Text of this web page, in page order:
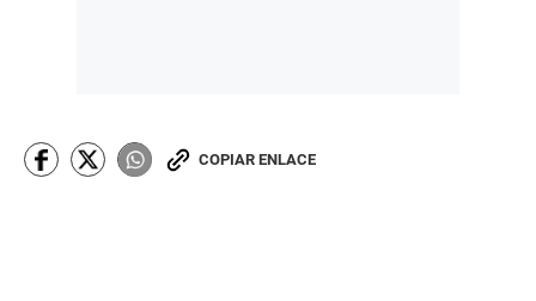
COPIAR ENLACE